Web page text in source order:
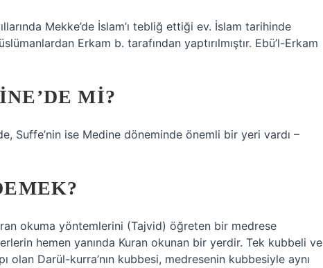
Mekke’de İslam’ı tebliğ ettiği ev. İslam tarihinde
Erkam b. tarafından yaptırılmıştır. Ebü’l-Erkam
MI?
Suffe’nin ise Medine döneminde önemli bir yeri vardı –
okuma yöntemlerini (Tajvid) öğreten bir medrese
hemen yanında Kuran okunan bir yerdir. Tek kubbeli ve
olan Darül-kurra’nın kubbesi, medresenin kubbesiyle aynı